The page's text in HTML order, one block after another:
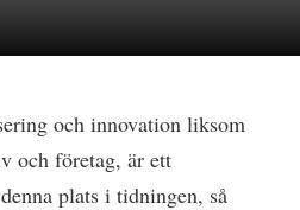
och innovation liksom
och företag, är ett
plats i tidningen, så